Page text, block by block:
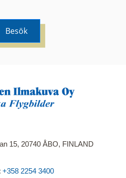
så öppnas en ny flik.
bilder med kända
Besök
15, 20740 ÅBO, FINLAND
+358 2254 3400